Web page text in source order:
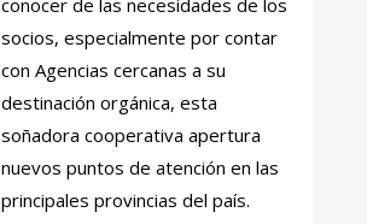
conocer de las necesidades de los
socios, especialmente por contar
con Agencias cercanas a su
destinación orgánica, esta
soñadora cooperativa apertura
nuevos puntos de atención en las
principales provincias del país.